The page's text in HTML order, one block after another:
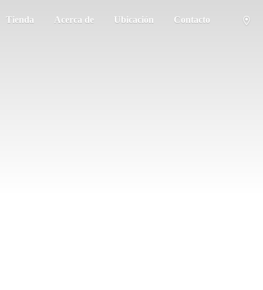
Tienda Acerca de Ubicación Contacto